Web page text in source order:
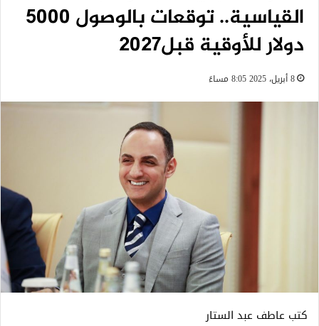
القياسية.. توقعات بالوصول 5000
دولار للأوقية قبل2027
8 أبريل، 2025 8:05 مساءً
كتب عاطف عبد الستار